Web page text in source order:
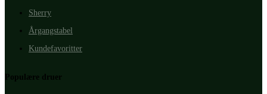
Sherry
Årgangstabel
Kundefavoritter
Populære druer